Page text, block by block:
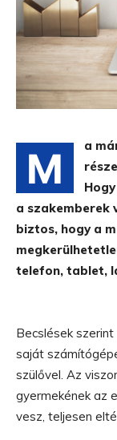
M
a
a szakemberek
biztos, hogy a
telefon, tablet,
Becslések
saját
szülővel. Az
gyermekének az
vesz, teljesen